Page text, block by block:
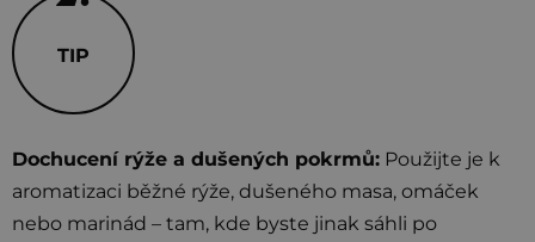
TIP
Dochucení rýže a dušených pokrmů: Použijte je k
aromatizaci běžné rýže, dušeného masa, omáček
nebo marinád – tam, kde byste jinak sáhli po